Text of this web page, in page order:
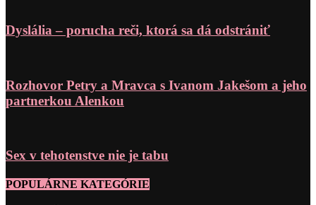
Dyslália – porucha reči, ktorá sa dá odstrániť
Rozhovor Petry a Mravca s Ivanom Jakešom a jeho
partnerkou Alenkou
Sex v tehotenstve nie je tabu
POPULÁRNE KATEGÓRIE